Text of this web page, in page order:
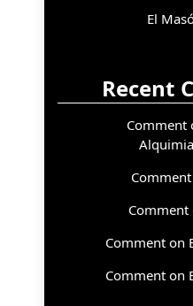
El
Recent
Comment
Comment
Comment on
Comment on